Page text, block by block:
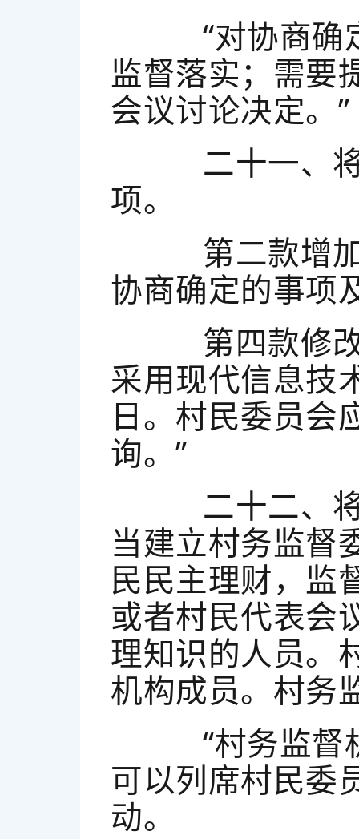
“对协商确
监督落实；需要
会议讨论决定。”
二十一、将
项。
第二款增加
协商确定的事项
第四款修改
采用现代信息技
日。村民委员会
询。”
二十二、将
当建立村务监督
民民主理财，监
或者村民代表会
理知识的人员。
机构成员。村务
“村务监督
可以列席村民委
动。